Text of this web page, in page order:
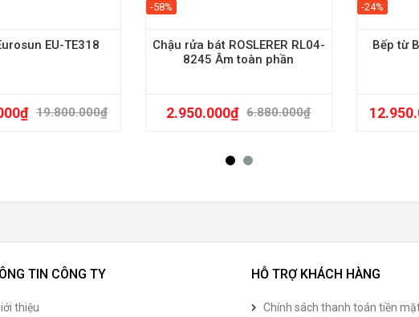
EU-TE318
19.800.000₫
₫
-58%
Chậu rửa bát ROSLERER RL04-
8245 Âm toàn phần
6.880.000₫
2.950.000₫
-24%
Bếp từ
TIN CÔNG TY
thiệu
HỖ TRỢ KHÁCH HÀNG
Chính sách thanh toán tiền